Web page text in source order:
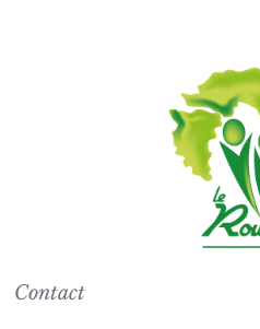
Contact